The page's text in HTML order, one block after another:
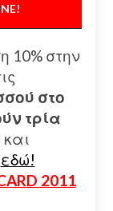
10% στην
στο
τρία
εδώ!
2011